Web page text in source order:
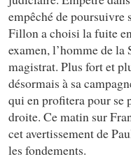
empêché de poursuivre
Fillon a choisi la fuite
examen, l’homme de
magistrat. Plus fort et
désormais à sa
qui en profitera pour se
droite. Ce matin sur
cet avertissement de
les fondements.